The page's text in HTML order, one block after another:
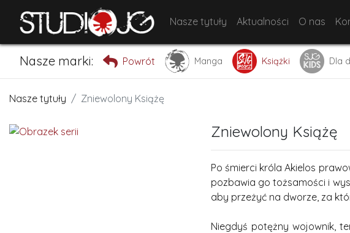
Nasze tytuły Aktualności O nas
Nasze marki: Powrót Manga Książki Dla
Nasze tytuły Zniewolony Książę
Zniewolony Książę
Po śmierci króla Akielos
pozbawia go tożsamości i
aby przeżyć na dworze, za
Niegdyś potężny wojownik,